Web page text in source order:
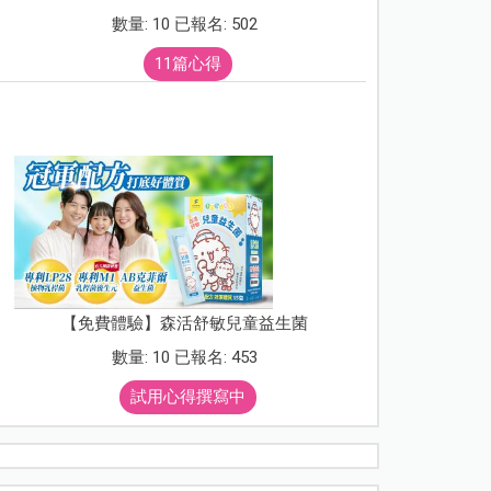
數量: 10 已報名: 502
11篇心得
【免費體驗】森活舒敏兒童益生菌
數量: 10 已報名: 453
試用心得撰寫中